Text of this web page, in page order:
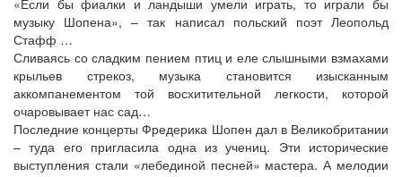
музыку Шопена», – так написал польский поэт Леопольд
Стафф …
Сливаясь со сладким пением птиц и еле слышными взмахами
крыльев стрекоз, музыка становится изысканным
аккомпанементом той восхитительной легкости, которой
очаровывает нас сад…
Последние концерты Фредерика Шопен дал в Великобритании
– туда его пригласила одна из учениц. Эти исторические
выступления стали «лебединой песней» мастера. А мелодии